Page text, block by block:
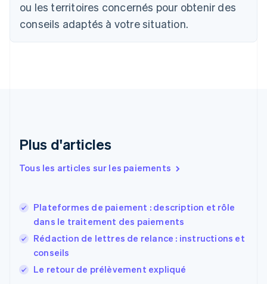
ou les territoires concernés pour obtenir des
conseils adaptés à votre situation.
Plus d'articles
Tous les articles sur les paiements
Plateformes de paiement : description et rôle
dans le traitement des paiements
Rédaction de lettres de relance : instructions et
conseils
Le retour de prélèvement expliqué
简体中文English
Chypre
Croatie
Estonie
États-Unis
EnglishSvenska
France
Gibraltar
English
Grèce